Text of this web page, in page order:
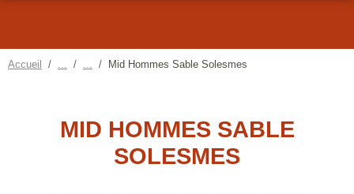
Accueil Mid Hommes Sable Solesmes
MID HOMMES SABLE
SOLESMES